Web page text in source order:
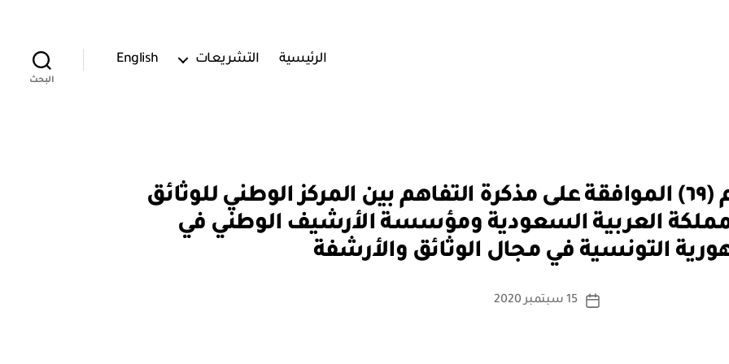
الرئيسية التشريعات English
البحث
قرار مجلس الوزراء رقم (٦٩) الموافقة على مذكرة التفاهم بين المركز الوطني للوثائق
العربية السعودية ومؤسسة الأرشيف الوطني في
التونسية في مجال الوثائق والأرشفة
كاتب
ا
س
ة
تاريخ
15 سبتمبر 2020